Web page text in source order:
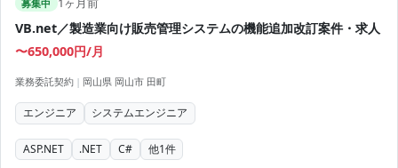
募集中
VB.net／製造業向け販売管理システムの機能追加改訂案件・求人
〜650,000円/月
業務委託契約 | 岡山県 岡山市 田町
エンジニア システムエンジニア
ASP.NET .NET C# 他1件